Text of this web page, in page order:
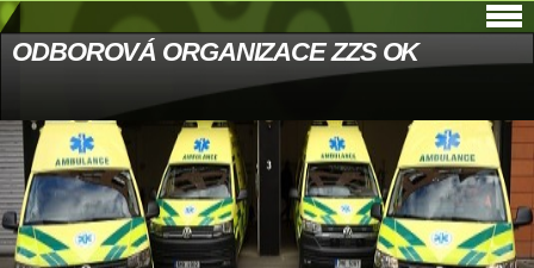
ODBOROVÁ ORGANIZACE ZZS OK